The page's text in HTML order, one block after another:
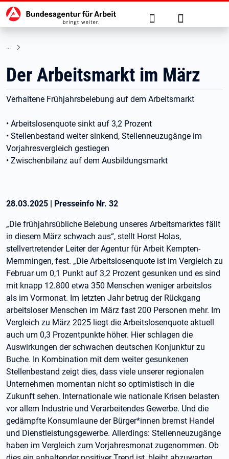
zu den Hauptinhalten springen
Hauptnavigation Suche Anmelden
Der Arbeitsmarkt im März
Verhaltene Frühjahrsbelebung auf dem Arbeitsmarkt
• Arbeitslosenquote sinkt auf 3,2 Prozent
• Stellenbestand weiter sinkend, Stellenneuzugänge im
Vorjahresvergleich gestiegen
• Zwischenbilanz auf dem Ausbildungsmarkt
28.03.2025 | Presseinfo Nr. 32
„Die frühjahrsübliche Belebung unseres Arbeitsmarktes fällt
in diesem März schwach aus“, stellt Horst Holas,
stellvertretender Leiter der Agentur für Arbeit Kempten-
Memmingen, fest. „Die Arbeitslosenquote ist im Vergleich zu
Februar um 0,1 Punkt auf 3,2 Prozent gesunken und es sind
mit knapp 12.800 etwa 350 Menschen weniger arbeitslos
als im Vormonat. Im letzten Jahr betrug der Rückgang
arbeitsloser Menschen im März fast 200 Personen mehr. Im
Vergleich zu März 2025 liegt die Arbeitslosenquote aktuell
auch um 0,3 Prozentpunkte höher. Hier schlagen die
Auswirkungen der schwachen deutschen Konjunktur zu
Buche. In Kombination mit dem weiter gesunkenen
Stellenbestand zeigt dies, dass viele unserer regionalen
Unternehmen momentan nicht so optimistisch in die
Zukunft sehen. Internationale wie nationale Krisen belasten
vor allem Industrie und Verarbeitendes Gewerbe. Und die
gedämpfte Konsumlaune der Bürger*innen bremst Handel
und Dienstleistungsgewerbe. Allerdings: Stellenneuzugänge
haben im Vergleich zum Vorjahresmonat zugenommen. Ob